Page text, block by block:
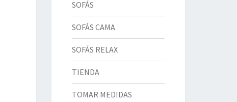
SOFÁS
SOFÁS CAMA
SOFÁS RELAX
TIENDA
TOMAR MEDIDAS